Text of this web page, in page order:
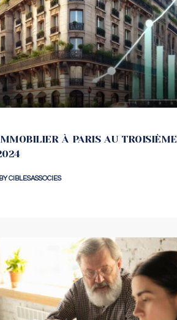
À PARIS AU TROISIÈME
CIBLESASSOCIES